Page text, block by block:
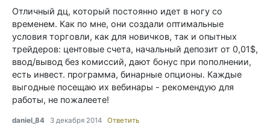
Отличный дц, который постоянно идет в ногу со
временем. Как по мне, они создали оптимальные
условия торговли, как для новичков, так и опытных
трейдеров: центовые счета, начальный депозит от 0,01$,
ввод/вывод без комиссий, дают бонус при пополнении,
есть инвест. программа, бинарные опционы. Каждые
выгодные посещаю их вебинары - рекомендую для
работы, не пожалеете!
daniel_84 3 декабря 2014 Ответить